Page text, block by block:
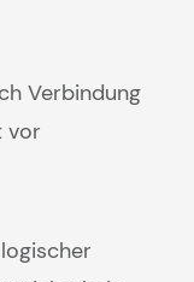
Verbindung
vor